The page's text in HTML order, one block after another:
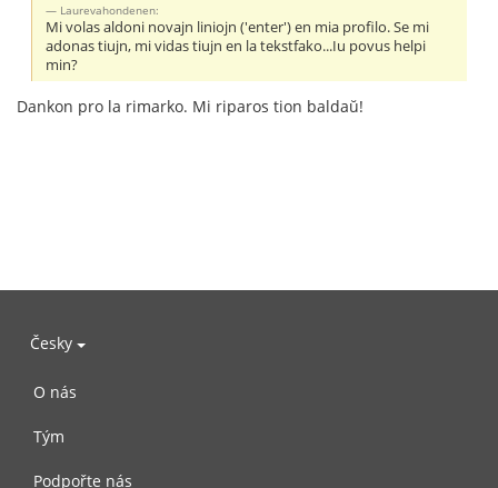
Laurevahondenen:
Mi volas aldoni novajn liniojn ('enter') en mia profilo. Se mi
adonas tiujn, mi vidas tiujn en la tekstfako...Iu povus helpi
min?
Dankon pro la rimarko. Mi riparos tion baldaŭ!
Česky
O nás
Tým
Podpořte nás